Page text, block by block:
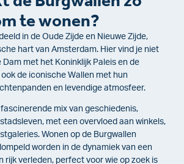
te wonen?
in de Oude Zijde en Nieuwe Zijde,
hart van Amsterdam. Hier vind je niet
Dam met het Koninklijk Paleis en de
de iconische Wallen met hun
en levendige atmosfeer.
mix van geschiedenis,
met een overvloed aan winkels,
Wonen op de Burgwallen
worden in de dynamiek van een
rijk verleden, perfect voor wie op zoek is